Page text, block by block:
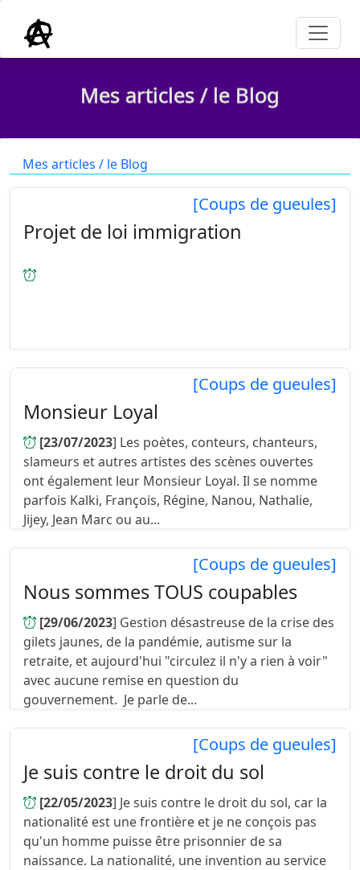
Mes articles / le Blog
Mes articles / le Blog
[Coups de gueules]
Projet de loi immigration
[Coups de gueules]
Monsieur Loyal
[23/07/2023] Les poètes, conteurs, chanteurs,
slameurs et autres artistes des scènes ouvertes
ont également leur Monsieur Loyal. Il se nomme
parfois Kalki, François, Régine, Nanou, Nathalie,
Jijey, Jean Marc ou au...
[Coups de gueules]
Nous sommes TOUS coupables
[29/06/2023] Gestion désastreuse de la crise des
gilets jaunes, de la pandémie, autisme sur la
retraite, et aujourd'hui "circulez il n'y a rien à voir"
avec aucune remise en question du
gouvernement. Je parle de...
[Coups de gueules]
Je suis contre le droit du sol
[22/05/2023] Je suis contre le droit du sol, car la
nationalité est une frontière et je ne conçois pas
qu'un homme puisse être prisonnier de sa
naissance. La nationalité, une invention au service